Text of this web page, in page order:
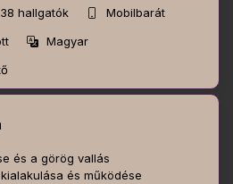
38 hallgatók
Mobilbarát
Magyar
és a görög vallás
és működése